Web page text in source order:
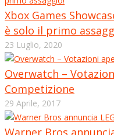
Xbox Games
è solo il primo
23 Luglio, 2020
Overwatch –
Competizione
29 Aprile, 2017
Warner Bros